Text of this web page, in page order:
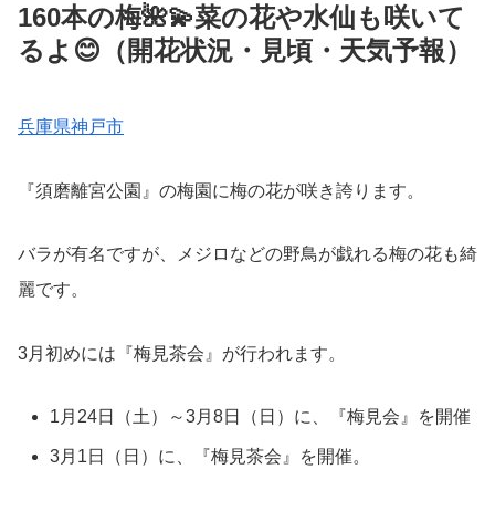
160本の梅🌺💫菜の花や水仙も咲いて
るよ😊（開花状況・見頃・天気予報）
兵庫県神戸市
『須磨離宮公園』の梅園に梅の花が咲き誇ります。
バラが有名ですが、メジロなどの野鳥が戯れる梅の花も綺
麗です。
3月初めには『梅見茶会』が行われます。
1月24日（土）～3月8日（日）に、『梅見会』を開催
3月1日（日）に、『梅見茶会』を開催。